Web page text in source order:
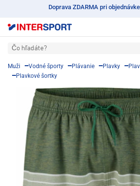
Doprava ZDARMA pri
Čo hľadáte?
Muži Vodné športy Plávanie Plavky
Plavkové šortky